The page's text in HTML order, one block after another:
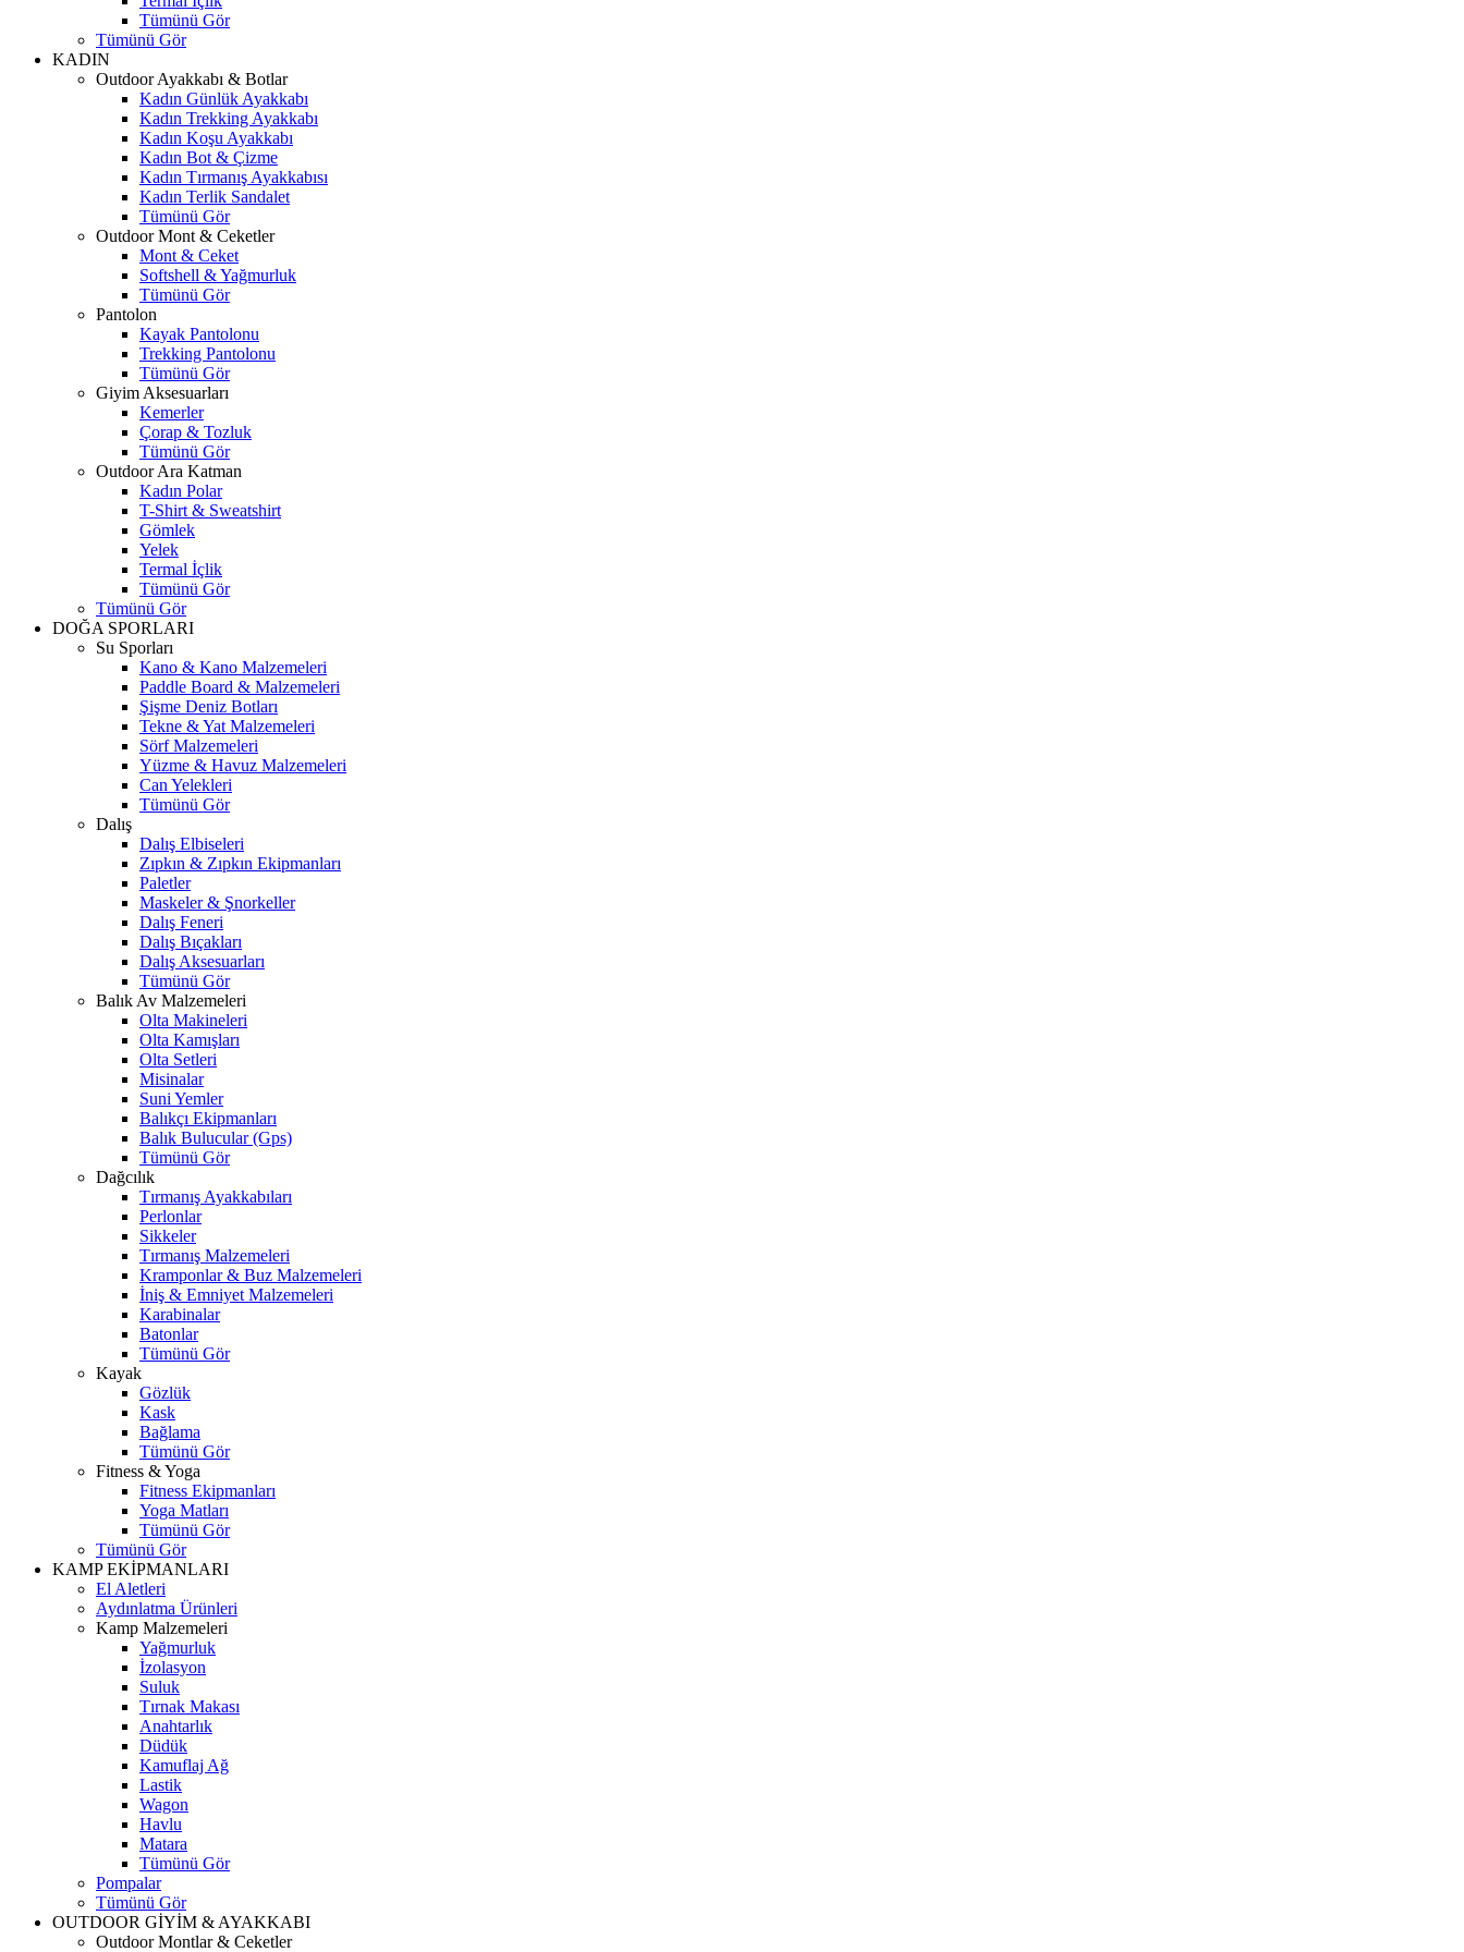
Tümünü Gör
Tümünü Gör
KADIN
Outdoor Ayakkabı & Botlar
Kadın Günlük Ayakkabı
Kadın Trekking Ayakkabı
Kadın Koşu Ayakkabı
Kadın Bot & Çizme
Kadın Tırmanış Ayakkabısı
Kadın Terlik Sandalet
Tümünü Gör
Outdoor Mont & Ceketler
Mont & Ceket
Softshell & Yağmurluk
Tümünü Gör
Pantolon
Kayak Pantolonu
Trekking Pantolonu
Tümünü Gör
Giyim Aksesuarları
Kemerler
Çorap & Tozluk
Tümünü Gör
Outdoor Ara Katman
Kadın Polar
T-Shirt & Sweatshirt
Gömlek
Yelek
Termal İçlik
Tümünü Gör
Tümünü Gör
DOĞA SPORLARI
Su Sporları
Kano & Kano Malzemeleri
Paddle Board & Malzemeleri
Şişme Deniz Botları
Tekne & Yat Malzemeleri
Sörf Malzemeleri
Yüzme & Havuz Malzemeleri
Can Yelekleri
Tümünü Gör
Dalış
Dalış Elbiseleri
Zıpkın & Zıpkın Ekipmanları
Paletler
Maskeler & Şnorkeller
Dalış Feneri
Dalış Bıçakları
Dalış Aksesuarları
Tümünü Gör
Balık Av Malzemeleri
Olta Makineleri
Olta Kamışları
Olta Setleri
Misinalar
Suni Yemler
Balıkçı Ekipmanları
Balık Bulucular (Gps)
Tümünü Gör
Dağcılık
Tırmanış Ayakkabıları
Perlonlar
Sikkeler
Tırmanış Malzemeleri
Kramponlar & Buz Malzemeleri
İniş & Emniyet Malzemeleri
Karabinalar
Batonlar
Tümünü Gör
Kayak
Gözlük
Kask
Bağlama
Tümünü Gör
Fitness & Yoga
Fitness Ekipmanları
Yoga Matları
Tümünü Gör
Tümünü Gör
KAMP EKİPMANLARI
El Aletleri
Aydınlatma Ürünleri
Kamp Malzemeleri
Yağmurluk
İzolasyon
Suluk
Tırnak Makası
Anahtarlık
Düdük
Kamuflaj Ağ
Lastik
Wagon
Havlu
Matara
Tümünü Gör
Pompalar
Tümünü Gör
OUTDOOR GİYİM & AYAKKABI
Outdoor Montlar & Ceketler